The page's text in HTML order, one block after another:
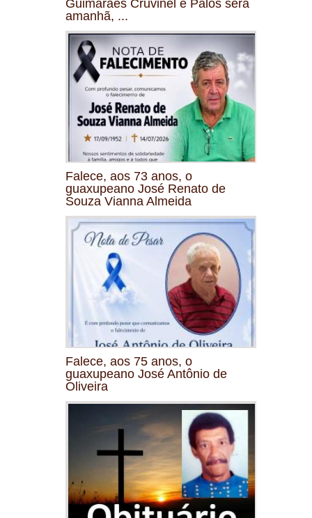
Guimarães Cruvinel e Palos será
amanhã, ...
Falece, aos 73 anos, o
guaxupeano José Renato de
Souza Vianna Almeida
Falece, aos 75 anos, o
guaxupeano José Antônio de
Oliveira